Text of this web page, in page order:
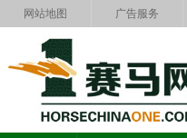
网站地图 广告服务